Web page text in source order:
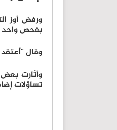
ورفض أوز
بفحص واحد
وقال
وأثارت
تساؤلات